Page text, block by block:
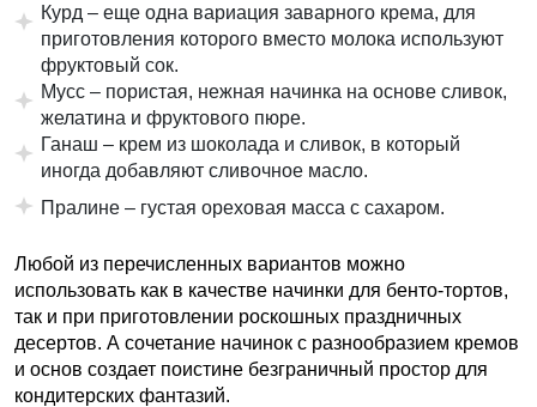
Курд – еще одна вариация заварного крема, для
приготовления которого вместо молока используют
фруктовый сок.
Мусс – пористая, нежная начинка на основе сливок,
желатина и фруктового пюре.
Ганаш – крем из шоколада и сливок, в который
иногда добавляют сливочное масло.
Пралине – густая ореховая масса с сахаром.
Любой из перечисленных вариантов можно
использовать как в качестве начинки для бенто-тортов,
так и при приготовлении роскошных праздничных
десертов. А сочетание начинок с разнообразием кремов
и основ создает поистине безграничный простор для
кондитерских фантазий.